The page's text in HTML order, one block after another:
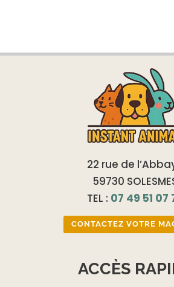
22 rue de
59730
TEL : 07 49 51 07
CONTACTEZ VOTRE
ACCÈS